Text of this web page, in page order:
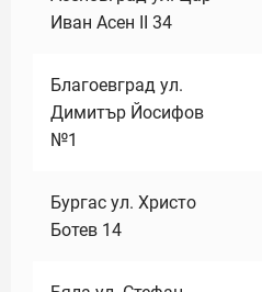
Иван Асен II 34
Благоевград ул.
Димитър Йосифов
№1
Бургас ул. Христо
Ботев 14